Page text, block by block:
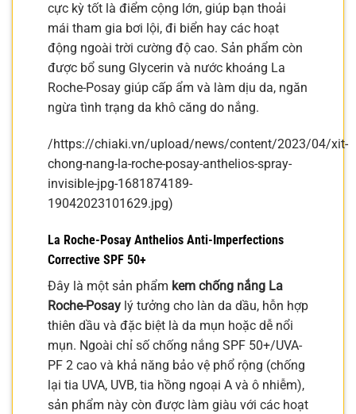
cực kỳ tốt là điểm cộng lớn, giúp bạn thoải
mái tham gia bơi lội, đi biển hay các hoạt
động ngoài trời cường độ cao. Sản phẩm còn
được bổ sung Glycerin và nước khoáng La
Roche-Posay giúp cấp ẩm và làm dịu da, ngăn
ngừa tình trạng da khô căng do nắng.
/https://chiaki.vn/upload/news/content/2023/04/xit-
chong-nang-la-roche-posay-anthelios-spray-
invisible-jpg-1681874189-
19042023101629.jpg)
La Roche-Posay Anthelios Anti-Imperfections
Corrective SPF 50+
Đây là một sản phẩm kem chống nắng La
Roche-Posay lý tưởng cho làn da dầu, hỗn hợp
thiên dầu và đặc biệt là da mụn hoặc dễ nổi
mụn. Ngoài chỉ số chống nắng SPF 50+/UVA-
PF 2 cao và khả năng bảo vệ phổ rộng (chống
lại tia UVA, UVB, tia hồng ngoại A và ô nhiễm),
sản phẩm này còn được làm giàu với các hoạt